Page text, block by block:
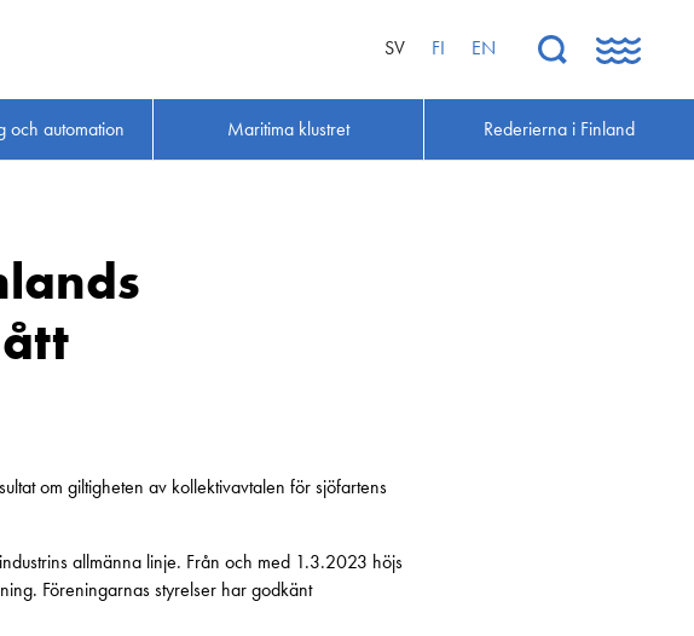
SV FI EN
och automation Maritima klustret Rederierna i Finland
om giltigheten av kollektivavtalen för sjöfartens
allmänna linje. Från och med 1.3.2023 höjs
Föreningarnas styrelser har godkänt